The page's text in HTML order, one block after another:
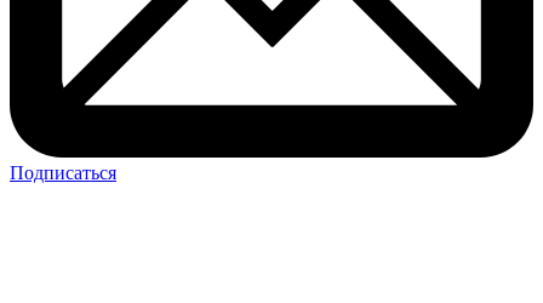
Подписаться